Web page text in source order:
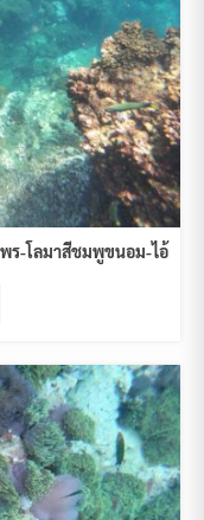
พร-โลมาสีชมพูขนอม-ไอ้